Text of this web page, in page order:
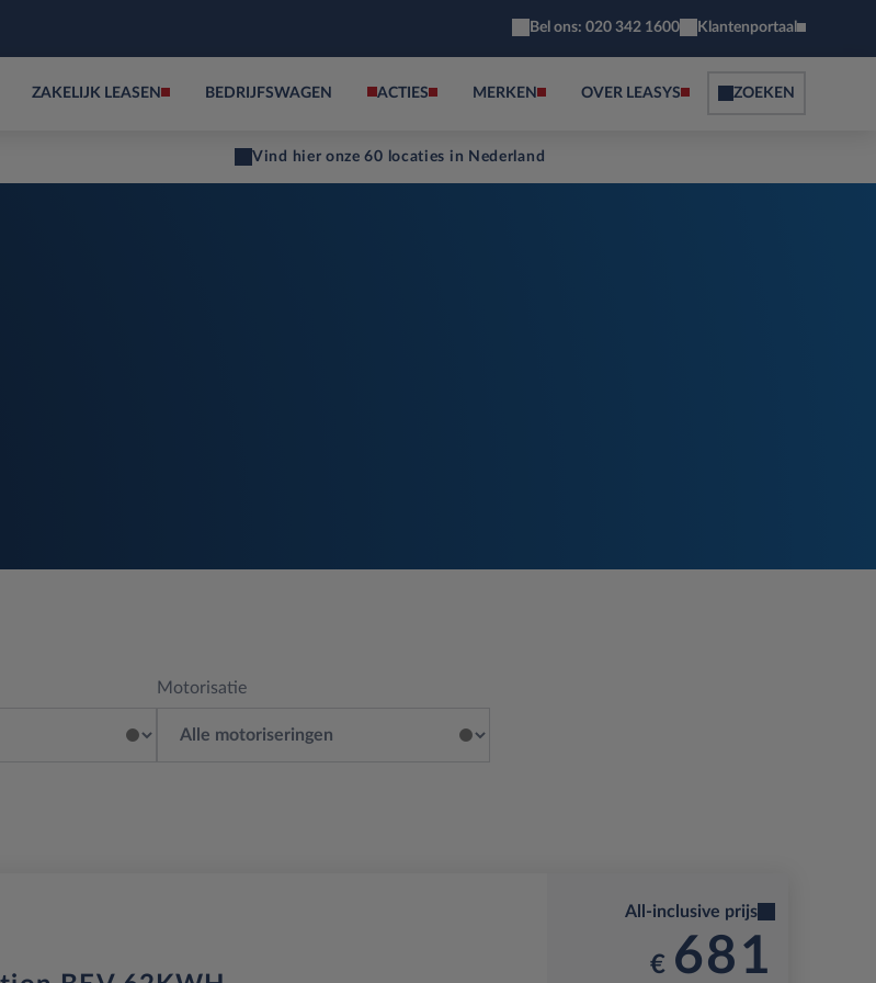
Bel ons: 020 342 1600 Klantenportaal
ZAKELIJK LEASEN BEDRIJFSWAGEN ACTIES MERKEN OVER LEASYS ZOEKEN
Vind hier onze 60 locaties in Nederland
Motorisatie
All-inclusive prijs
€ 681